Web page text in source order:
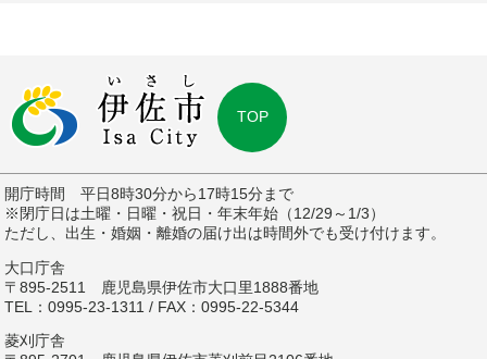
TOP
開庁時間 平日8時30分から17時15分まで
※閉庁日は土曜・日曜・祝日・年末年始（12/29～1/3）
ただし、出生・婚姻・離婚の届け出は時間外でも受け付けます。
大口庁舎
〒895-2511 鹿児島県伊佐市大口里1888番地
TEL：0995-23-1311 / FAX：0995-22-5344
菱刈庁舎